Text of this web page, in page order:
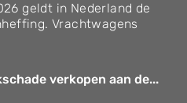
geldt in Nederland de
Vrachtwagens
verkopen aan de...